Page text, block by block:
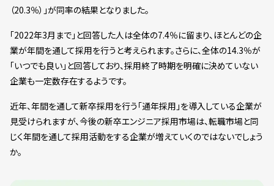
（20.3％）」が同率の結果となりました。
「2022年3月まで」と回答した人は全体の7.4％に留まり、ほとんどの企
業が年間を通して採用を行うと考えられます。さらに、全体の14.3％が
「いつでも良い」と回答しており、採用終了時期を明確に決めていない
企業も一定数存在するようです。
近年、年間を通して新卒採用を行う「通年採用」を導入している企業が
見受けられますが、今後の新卒エンジニア採用市場は、転職市場と同
じく年間を通して採用活動をする企業が増えていくのではないでしょう
か。